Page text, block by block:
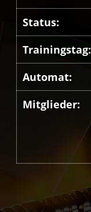
Status:
Trainingstag:
Automat:
Mitglieder: